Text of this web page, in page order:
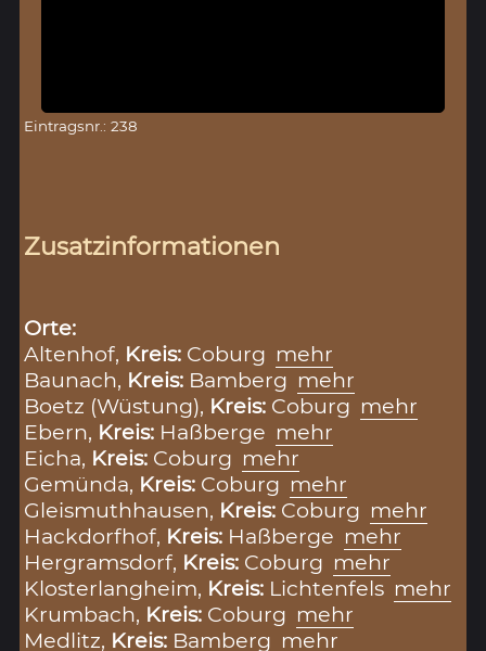
Eintragsnr.: 238
Zusatzinformationen
Orte:
Altenhof, Kreis: Coburg mehr
Baunach, Kreis: Bamberg mehr
Boetz (Wüstung), Kreis: Coburg mehr
Ebern, Kreis: Haßberge mehr
Eicha, Kreis: Coburg mehr
Gemünda, Kreis: Coburg mehr
Gleismuthhausen, Kreis: Coburg mehr
Hackdorfhof, Kreis: Haßberge mehr
Hergramsdorf, Kreis: Coburg mehr
Klosterlangheim, Kreis: Lichtenfels mehr
Krumbach, Kreis: Coburg mehr
Medlitz, Kreis: Bamberg mehr